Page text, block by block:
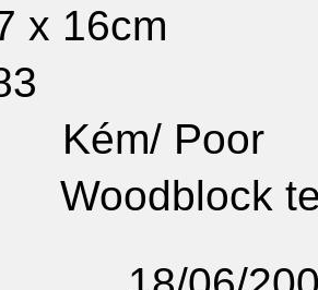
x 16cm
Kém/ Poor
Woodblock